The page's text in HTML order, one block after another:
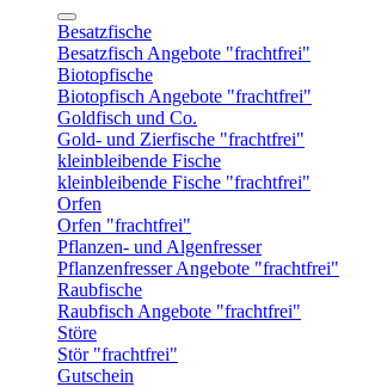
Besatzfische
Besatzfisch Angebote "frachtfrei"
Biotopfische
Biotopfisch Angebote "frachtfrei"
Goldfisch und Co.
Gold- und Zierfische "frachtfrei"
kleinbleibende Fische
kleinbleibende Fische "frachtfrei"
Orfen
Orfen "frachtfrei"
Pflanzen- und Algenfresser
Pflanzenfresser Angebote "frachtfrei"
Raubfische
Raubfisch Angebote "frachtfrei"
Störe
Stör "frachtfrei"
Gutschein